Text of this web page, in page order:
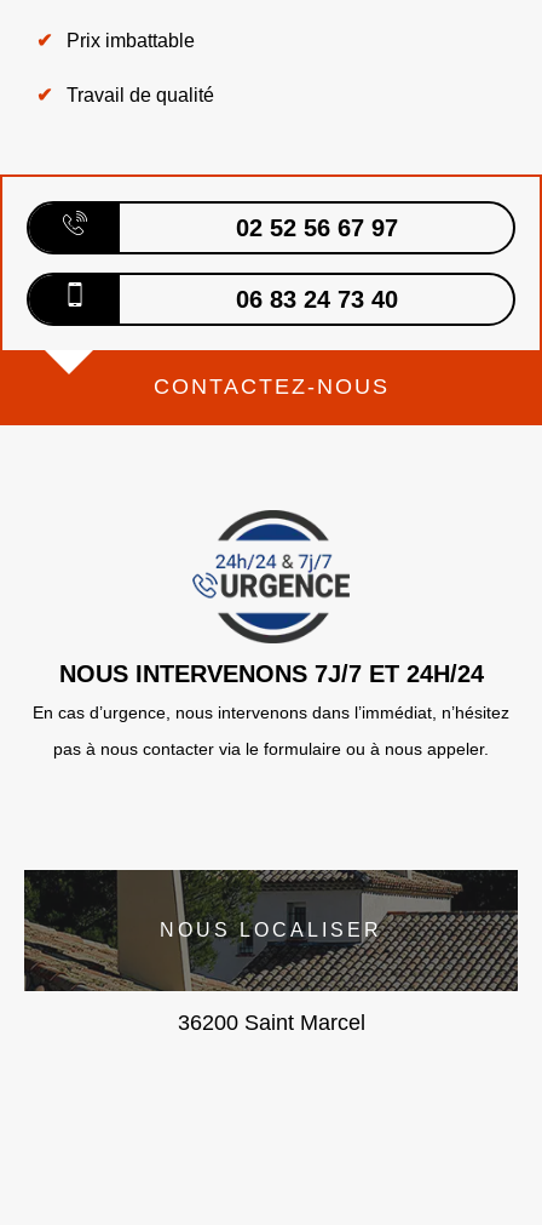
Prix imbattable
Travail de qualité
02 52 56 67 97
06 83 24 73 40
CONTACTEZ-NOUS
NOUS INTERVENONS 7J/7 ET 24H/24
En cas d’urgence, nous intervenons dans l’immédiat, n’hésitez
pas à nous contacter via le formulaire ou à nous appeler.
NOUS LOCALISER
36200 Saint Marcel